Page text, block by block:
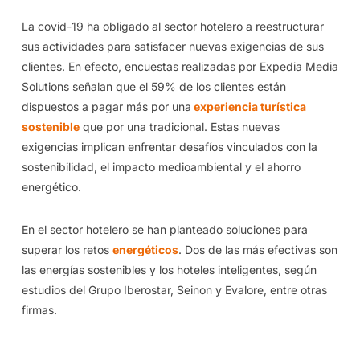
La covid-19 ha obligado al sector hotelero a reestructurar
sus actividades para satisfacer nuevas exigencias de sus
clientes. En efecto, encuestas realizadas por Expedia Media
Solutions señalan que el 59% de los clientes están
dispuestos a pagar más por una experiencia turística
sostenibleque por una tradicional. Estas nuevas
exigencias implican enfrentar desafíos vinculados con la
sostenibilidad, el impacto medioambiental y el ahorro
energético.
En el sector hotelero se han planteado soluciones para
superar los retos energéticos. Dos de las más efectivas son
las energías sostenibles y los hoteles inteligentes, según
estudios del Grupo Iberostar, Seinon y Evalore, entre otras
firmas.